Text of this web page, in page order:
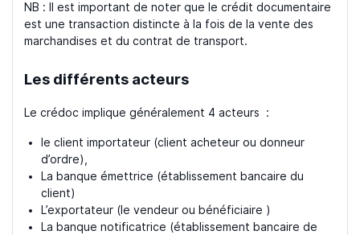
NB : Il est important de noter que le crédit documentaire
est une transaction distincte à la fois de la vente des
marchandises et du contrat de transport.
Les différents acteurs
Le crédoc implique généralement 4 acteurs :
le client importateur (client acheteur ou donneur
d’ordre),
La banque émettrice (établissement bancaire du
client)
L’exportateur (le vendeur ou bénéficiaire )
La banque notificatrice (établissement bancaire de